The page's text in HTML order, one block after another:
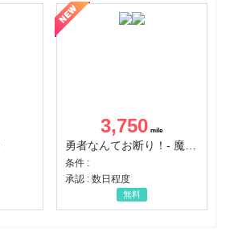
3,750
条件 :
承認 : 数日程度
無料